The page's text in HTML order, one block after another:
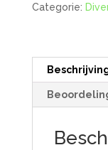
Categorie: